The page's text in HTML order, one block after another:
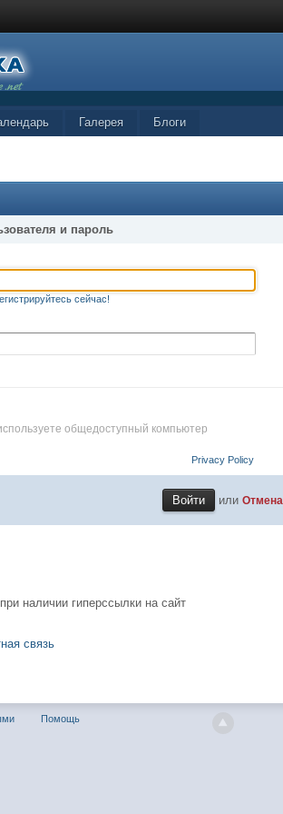
Галерея Блоги
и пароль
сейчас!
общедоступный компьютер
Privacy Policy
илиОтмена
наличии гиперссылки на сайт
связь
Помощь